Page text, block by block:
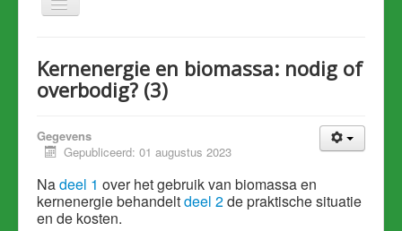
Nieuws
Duurzame links
Kernenergie en biomassa: nodig of
overbodig? (3)
Gegevens
Gepubliceerd: 01 augustus 2023
Nadeel 1 over het gebruik van biomassa en
kernenergie behandeltdeel 2de praktische situatie
en de kosten.